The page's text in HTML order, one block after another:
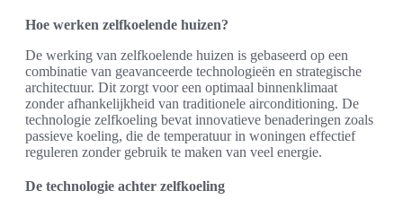
Hoe werken zelfkoelende huizen?
De werking van zelfkoelende huizen is gebaseerd op een
combinatie van geavanceerde technologieën en strategische
architectuur. Dit zorgt voor een optimaal binnenklimaat
zonder afhankelijkheid van traditionele airconditioning. De
technologie zelfkoeling bevat innovatieve benaderingen zoals
passieve koeling, die de temperatuur in woningen effectief
reguleren zonder gebruik te maken van veel energie.
De technologie achter zelfkoeling